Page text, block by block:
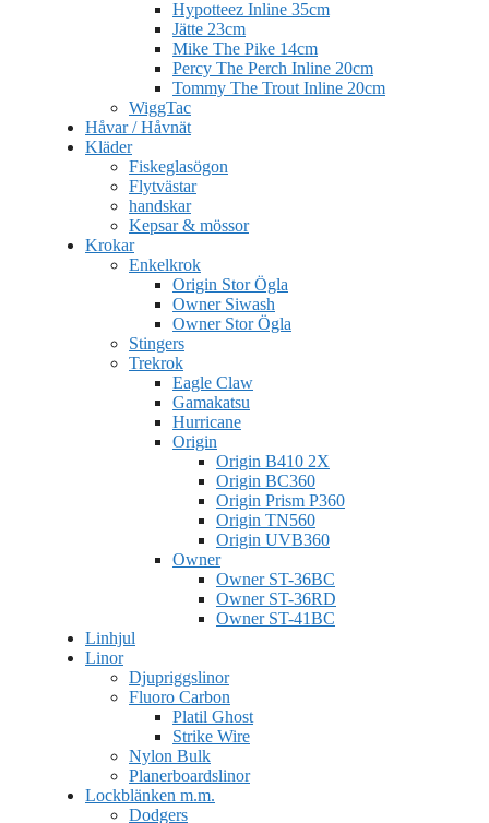
Hypotteez Inline 35cm
Jätte 23cm
Mike The Pike 14cm
Percy The Perch Inline 20cm
Tommy The Trout Inline 20cm
WiggTac
Håvar / Håvnät
Kläder
Fiskeglasögon
Flytvästar
handskar
Kepsar & mössor
Krokar
Enkelkrok
Origin Stor Ögla
Owner Siwash
Owner Stor Ögla
Stingers
Trekrok
Eagle Claw
Gamakatsu
Hurricane
Origin
Origin B410 2X
Origin BC360
Origin Prism P360
Origin TN560
Origin UVB360
Owner
Owner ST-36BC
Owner ST-36RD
Owner ST-41BC
Linhjul
Linor
Djupriggslinor
Fluoro Carbon
Platil Ghost
Strike Wire
Nylon Bulk
Planerboardslinor
Lockblänken m.m.
Dodgers